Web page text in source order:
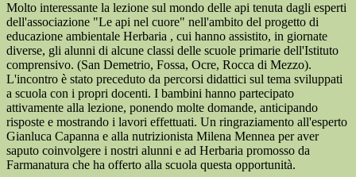
Molto interessante la lezione sul mondo delle api tenuta dagli esperti
dell'associazione "Le api nel cuore" nell'ambito del progetto di
educazione ambientale Herbaria , cui hanno assistito, in giornate
diverse, gli alunni di alcune classi delle scuole primarie dell'Istituto
comprensivo. (San Demetrio, Fossa, Ocre, Rocca di Mezzo).
L'incontro è stato preceduto da percorsi didattici sul tema sviluppati
a scuola con i propri docenti. I bambini hanno partecipato
attivamente alla lezione, ponendo molte domande, anticipando
risposte e mostrando i lavori effettuati. Un ringraziamento all'esperto
Gianluca Capanna e alla nutrizionista Milena Mennea per aver
saputo coinvolgere i nostri alunni e ad Herbaria promosso da
Farmanatura che ha offerto alla scuola questa opportunità.